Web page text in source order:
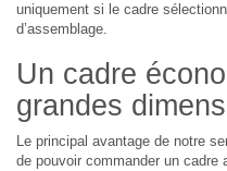
uniquement si le cadre
d’assemblage.
Un cadre
grandes
Le principal avantage de notre
de pouvoir commander un cadre